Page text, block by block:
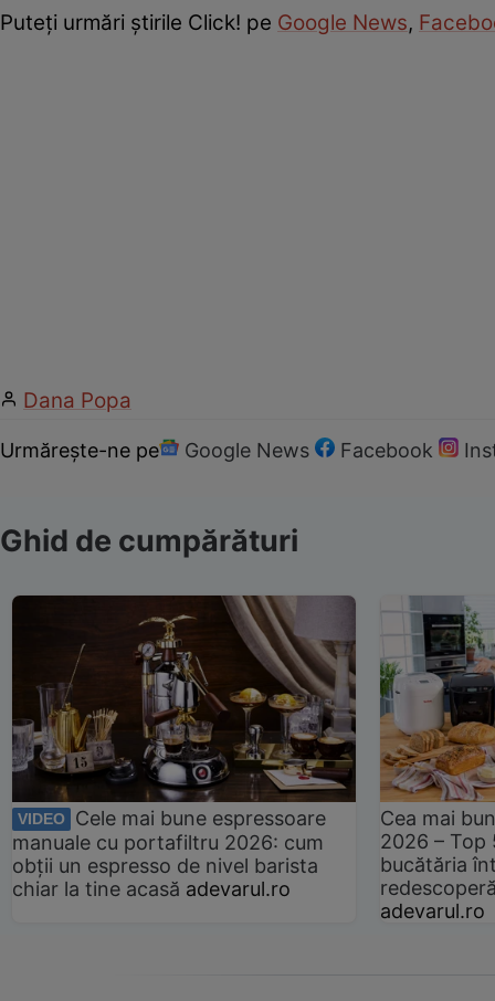
Puteţi urmări ştirile Click! pe Google News,
Dana Popa
Urmărește-ne pe Google News Facebook
Ghid de cumpărături
VIDEO
Cele mai bune espressoare
manuale cu portafiltru 2026: cum
obții un espresso de nivel barista
chiar la tine acasă adevarul.ro
Cea mai
2026 –
bucătăria
adevarul.ro